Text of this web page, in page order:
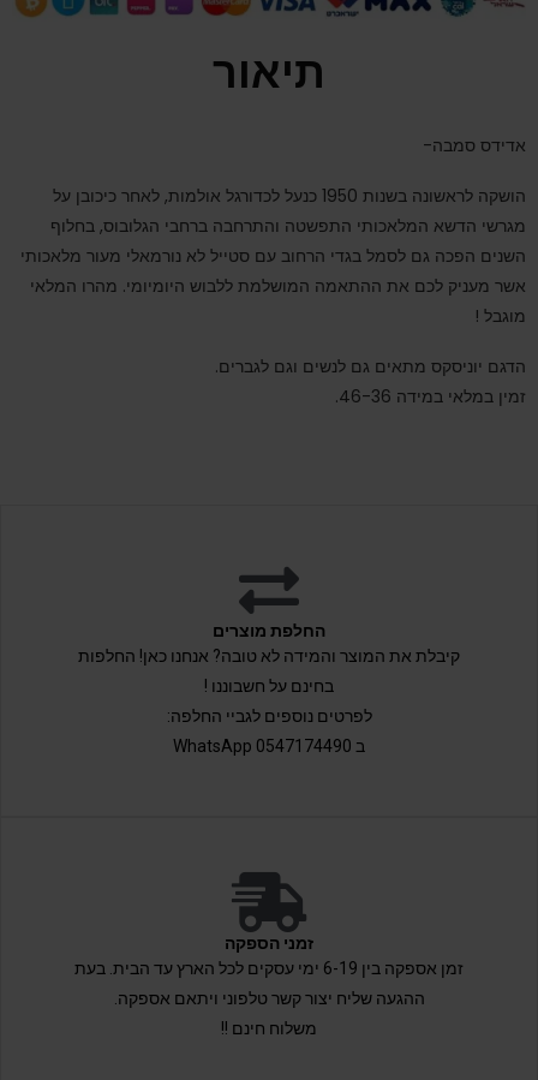
תיאור
אדידס סמבה-
הושקה לראשונה בשנות 1950 כנעל לכדורגל אולמות, לאחר כיכובן על
מגרשי הדשא המלאכותי התפשטה והתרחבה ברחבי הגלובוס, בחלוף
השנים הפכה גם לסמל בגדי הרחוב עם סטייל לא נורמאלי מעור מלאכותי
אשר מעניק לכם את ההתאמה המושלמת ללבוש היומיומי. מהרו המלאי
מוגבל !
הדגם יוניסקס מתאים גם לנשים וגם לגברים.
זמין במלאי במידה 46-36.
החלפת מוצרים
קיבלת את המוצר והמידה לא טובה? אנחנו כאן! החלפות
בחינם על חשבוננו !
לפרטים נוספים לגביי החלפה:
ב 0547174490 WhatsApp
זמני הספקה
זמן אספקה בין 6-19 ימי עסקים לכל הארץ עד הבית. בעת
ההגעה שליח יצור קשר טלפוני ויתאם אספקה.
משלוח חינם !!